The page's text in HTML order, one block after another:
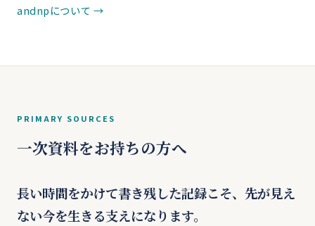
andnpについて
PRIMARY SOURCES
一次資料をお持ちの方へ
長い時間をかけて書き残した記録こそ、先が見え
ない今を生きる支えになります。